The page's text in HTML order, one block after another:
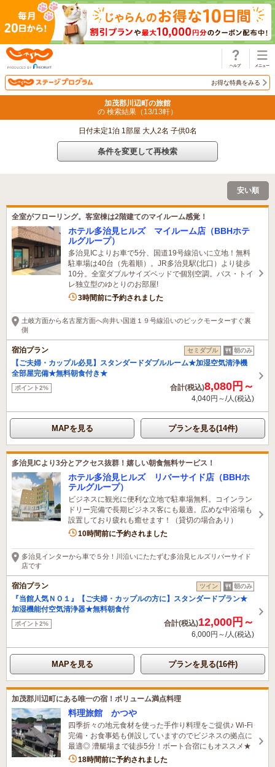
お得な特典をみる
加茂郡川辺町の旅館
の 検索結果（ 13/13軒）
日付未定1泊 1部屋 大人2名 子供0名
条件を変更して再検索
安い順
全室がフローリング。客室棟は2階建てのマイルーム感覚！
ホテル多治見ヒルズ マイルーム店（BBHホテ
ルグループ）
多治見ICよりお車で5分、国道19号線沿いに立地！無料
駐車場は40台（先着順）。JR多治見駅(北口）より徒歩
10分。全室ダブルサイズベッドで個別空調。バス・トイ
レ独立型のゆとりのお部屋!
1名がこの宿を見ています
土岐方面から名古屋方面へ向井い国道１９号線沿いのビックモーターすぐ裏
側
宿泊プラン セミダブル 朝のみ
【ご夫婦・カップル必見】スタンダードダブルルーム★加湿空気清浄機
全部屋完備★無料朝食付き★
ポイント2% 合計(税込)8,080円～
4,040円～/人(税込)
MAPを見る プランを見る(14件)
多治見ICより3分とアクセス抜群！嬉しい朝食無料サービス！
ホテル多治見ヒルズ リバーサイド店（BBHホ
テルグループ）
ビジネスに観光に便利な立地で駐車場無料。コインラン
ドリー完備で長期ビジネス客にも最適。広めな中浴場も
設置しており疲れも癒せます！（貸切の場合あり）
1名がこの宿を見ています
多治見インターから車で５分！川沿いにたたずむ多治見ヒルズリバーサイド
店です
宿泊プラン ツイン 朝のみ
『当館人気ＮＯ１』【ご夫婦・カップルの方に】スタンダードプラン★
加湿機能付空気清浄器★無料朝食付
ポイント2% 合計(税込)12,000円～
6,000円～/人(税込)
MAPを見る プランを見る(16件)
加茂郡川辺町にある唯一の宿！ボリューム満点料理
料理旅館 かつや
四季折々の地元食材を使った手作り料理をご提供♪ Wi-Fi
完備・お食事処も併設していますのでビジネスの拠点に
最適◎ 漕艇場まで徒歩5分！ボート合宿にもオススメ★
18時間前に予約されました